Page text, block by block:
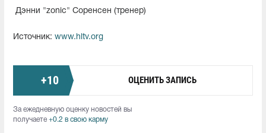
Дэнни "zonic" Соренсен (тренер)
Источник: www.hltv.org
+10 ОЦЕНИТЬ ЗАПИСЬ
За ежедневную оценку новостей вы
получаете +0.2 в свою карму